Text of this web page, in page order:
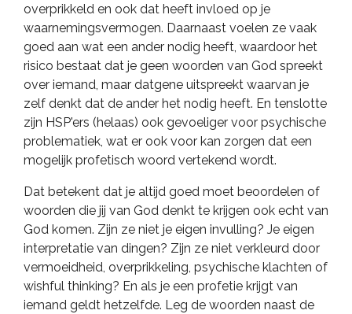
overprikkeld en ook dat heeft invloed op je
waarnemingsvermogen. Daarnaast voelen ze vaak
goed aan wat een ander nodig heeft, waardoor het
risico bestaat dat je geen woorden van God spreekt
over iemand, maar datgene uitspreekt waarvan je
zelf denkt dat de ander het nodig heeft. En tenslotte
zijn HSP'ers (helaas) ook gevoeliger voor psychische
problematiek, wat er ook voor kan zorgen dat een
mogelijk profetisch woord vertekend wordt.
Dat betekent dat je altijd goed moet beoordelen of
woorden die jij van God denkt te krijgen ook echt van
God komen. Zijn ze niet je eigen invulling? Je eigen
interpretatie van dingen? Zijn ze niet verkleurd door
vermoeidheid, overprikkeling, psychische klachten of
wishful thinking? En als je een profetie krijgt van
iemand geldt hetzelfde. Leg de woorden naast de